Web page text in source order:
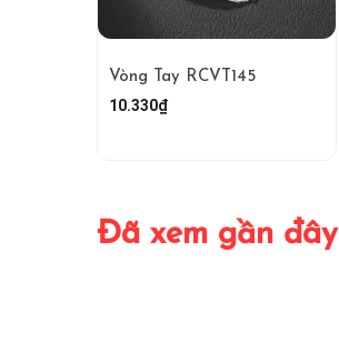
Vòng Tay RCVT145
10.330₫
Đã xem gần đây